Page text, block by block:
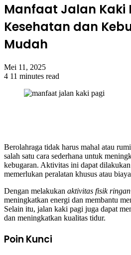
Manfaat Jalan Kaki
Kesehatan dan
Mudah
Mei 11, 2025
4 11 minutes read
Berolahraga tidak harus mahal atau
salah satu cara sederhana untuk
kebugaran. Aktivitas ini dapat dilakukan
memerlukan peralatan khusus atau
Dengan melakukan aktivitas fisik ringan
meningkatkan energi dan membantu
Selain itu, jalan kaki pagi juga dapat
dan meningkatkan kualitas tidur.
Poin Kunci